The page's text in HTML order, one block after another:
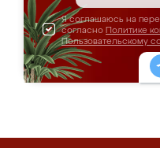
Я соглашаюсь на
согласно Политике
Пользовательскому